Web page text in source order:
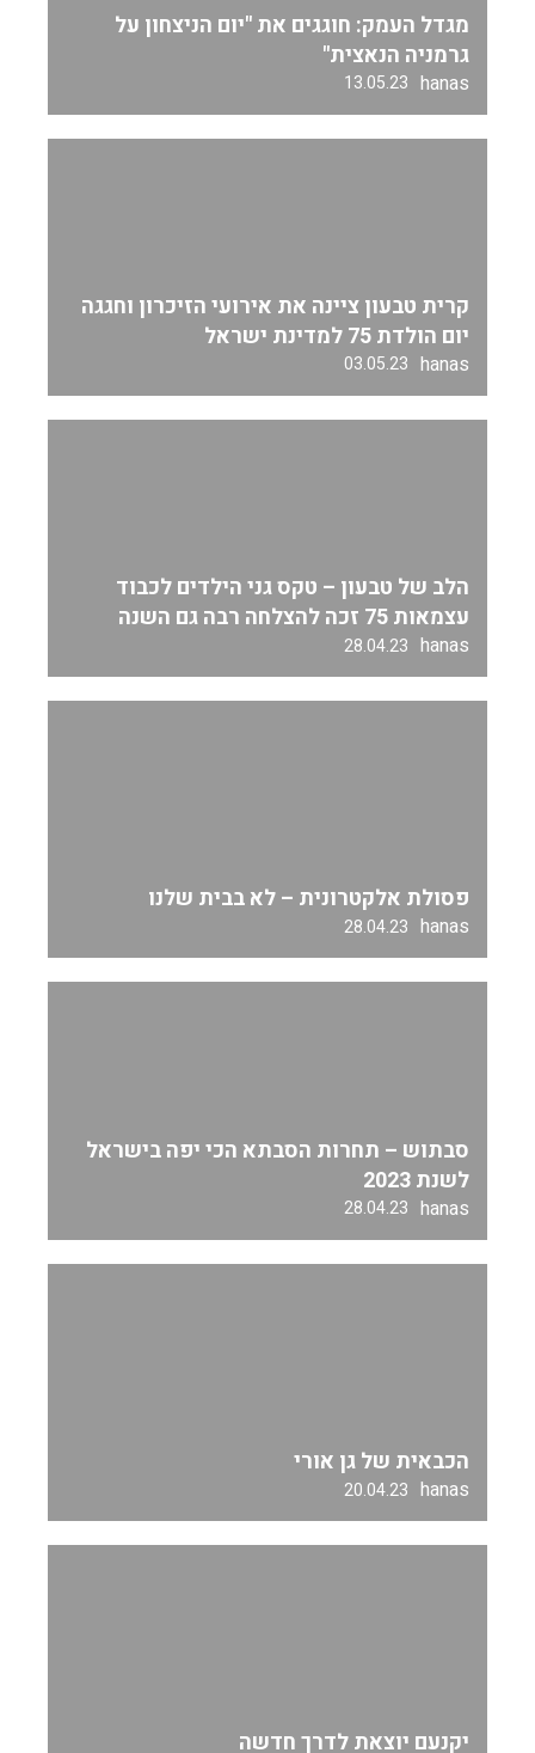
מגדל העמק: חוגגים את "יום הניצחון על
גרמניה הנאצית"
hanas
13.05.23
קרית טבעון ציינה את אירועי הזיכרון וחגגה
יום הולדת 75 למדינת ישראל
hanas
03.05.23
הלב של טבעון – טקס גני הילדים לכבוד
עצמאות 75 זכה להצלחה רבה גם השנה
hanas
28.04.23
פסולת אלקטרונית – לא בבית שלנו
hanas
28.04.23
סבתוש – תחרות הסבתא הכי יפה בישראל
לשנת 2023
hanas
28.04.23
הכבאית של גן אורי
hanas
20.04.23
יקנעם יוצאת לדרך חדשה